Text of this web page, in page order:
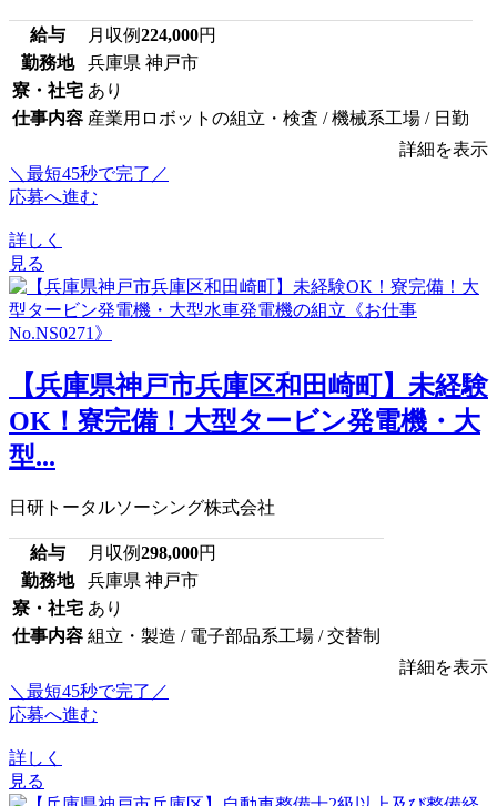
給与 月収例224,000円
勤務地
兵庫県 神戸市
寮・社宅 あり
仕事内容 産業用ロボットの組立・検査 / 機械系工場 / 日勤
詳細を表示
＼最短45秒で完了／
応募へ進む
詳しく
見る
【兵庫県神戸市兵庫区和田崎町】未経験
OK！寮完備！大型タービン発電機・大
型...
日研トータルソーシング株式会社
給与 月収例298,000円
勤務地
兵庫県 神戸市
寮・社宅 あり
仕事内容 組立・製造 / 電子部品系工場 / 交替制
詳細を表示
＼最短45秒で完了／
応募へ進む
詳しく
見る